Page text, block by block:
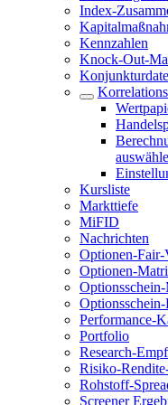
Index-
Kennzahlen
Knock-Out-
Kursliste
Markttiefe
MiFID
Nachrichten
Optionen-Fair-
Optionen-
Performance-
Portfolio
Research-
Risiko-
Rohstoff-
Screener